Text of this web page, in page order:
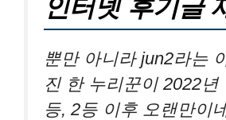
인터넷 후기글
뿐만 아니라 jun2라는
진 한 누리꾼이 2022년
등, 2등 이후 오랜만이